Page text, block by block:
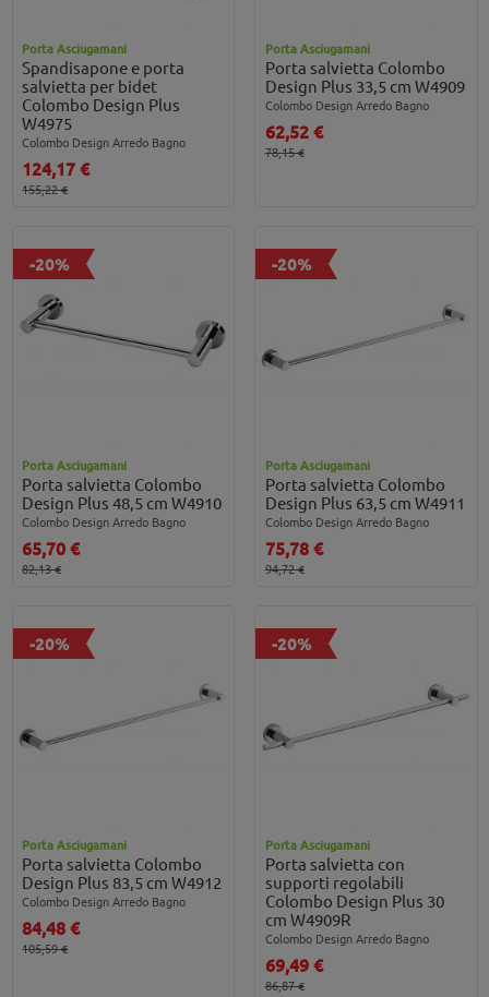
Porta Asciugamani
Spandisapone e porta
salvietta per bidet
Colombo Design Plus
W4975
Colombo Design Arredo Bagno
124,17 €
155,22 €
Porta Asciugamani
Porta salvietta Colombo
Design Plus 33,5 cm W4909
Colombo Design Arredo Bagno
62,52 €
78,15 €
-20%
Porta Asciugamani
Porta salvietta Colombo
Design Plus 48,5 cm W4910
Colombo Design Arredo Bagno
65,70 €
82,13 €
-20%
Porta Asciugamani
Porta salvietta Colombo
Design Plus 63,5 cm W4911
Colombo Design Arredo Bagno
75,78 €
94,72 €
-20%
Porta Asciugamani
Porta salvietta Colombo
Design Plus 83,5 cm W4912
Colombo Design Arredo Bagno
84,48 €
105,59 €
-20%
Porta Asciugamani
Porta salvietta con
supporti regolabili
Colombo Design Plus 30
cm W4909R
Colombo Design Arredo Bagno
69,49 €
86,87 €